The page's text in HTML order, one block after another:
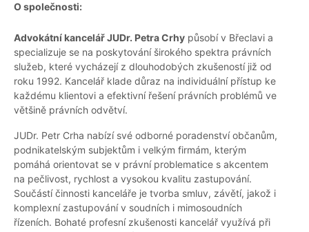
O společnosti:
Advokátní kancelář JUDr. Petra Crhy působí v Břeclavi a
specializuje se na poskytování širokého spektra právních
služeb, které vycházejí z dlouhodobých zkušeností již od
roku 1992. Kancelář klade důraz na individuální přístup ke
každému klientovi a efektivní řešení právních problémů ve
většině právních odvětví.
JUDr. Petr Crha nabízí své odborné poradenství občanům,
podnikatelským subjektům i velkým firmám, kterým
pomáhá orientovat se v právní problematice s akcentem
na pečlivost, rychlost a vysokou kvalitu zastupování.
Součástí činnosti kanceláře je tvorba smluv, závětí, jakož i
komplexní zastupování v soudních i mimosoudních
řízeních. Bohaté profesní zkušenosti kancelář využívá při